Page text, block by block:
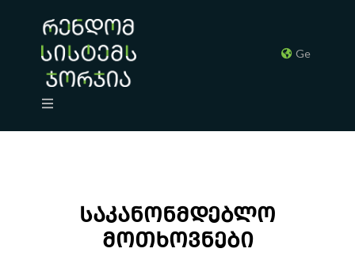
Ge
საკანონმდებლო
მოთხოვნები